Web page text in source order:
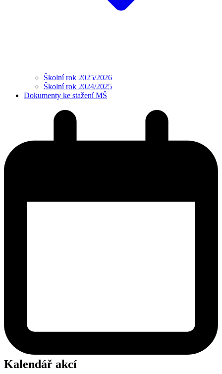
Školní rok 2025/2026
Školní rok 2024/2025
Dokumenty ke stažení MŠ
Kalendář akcí